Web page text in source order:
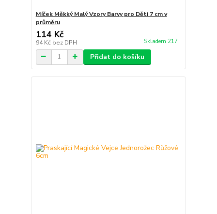
Míček Měkký Malý Vzory Barvy pro Děti 7 cm v
průměru
114 Kč
94 Kč bez DPH Skladem 217
Přidat do košíku